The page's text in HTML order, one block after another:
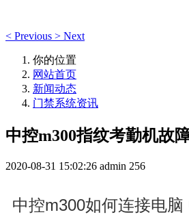
< Previous > Next
你的位置
网站首页
新闻动态
门禁系统资讯
中控m300指纹考勤机故
2020-08-31 15:02:26 admin 256
中控m300如何连接电